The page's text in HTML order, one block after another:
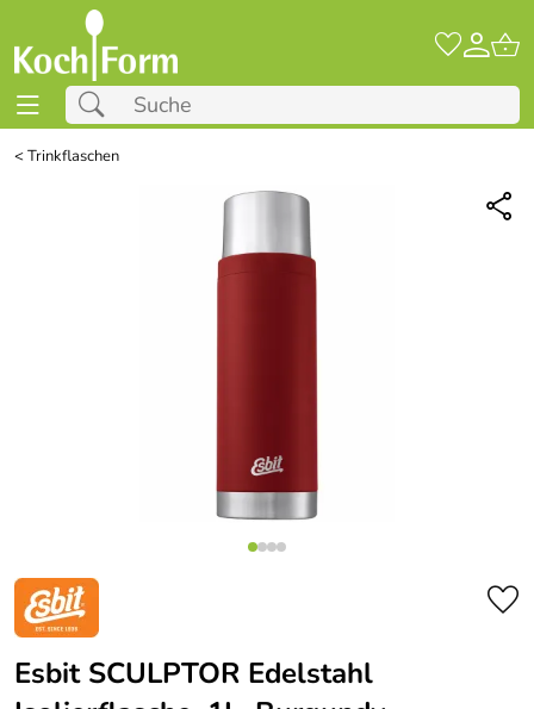
<Trinkflaschen
Esbit SCULPTOR Edelstahl